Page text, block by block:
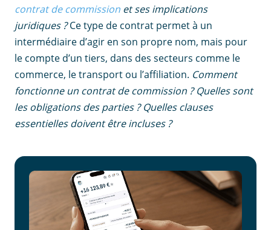
contrat de commission et ses implications
juridiques ?Ce type de contrat permet à un
intermédiaire d’agir en son propre nom, mais pour
le compte d’un tiers, dans des secteurs comme le
commerce, le transport ou l’affiliation. Comment
fonctionne un contrat de commission ? Quelles sont
les obligations des parties ? Quelles clauses
essentielles doivent être incluses ?